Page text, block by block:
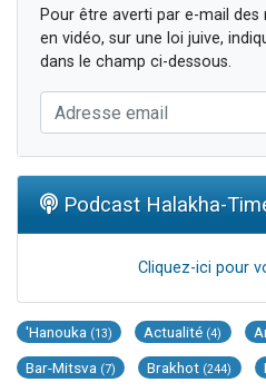
Pour être averti par e-mail
en vidéo, sur une loi juive,
dans le champ ci-dessous.
Podcast Halakha-
Cliquez-ici pour
'Hanouka (13) Actualité (4)
Bar-Mitsva (7) Brakhot (244)